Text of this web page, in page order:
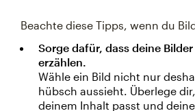
Beachte diese Tipps, wenn du
Sorge dafür, dass deine
erzählen.
Wähle ein Bild nicht nur
hübsch aussieht. Überlege
deinem Inhalt passt und